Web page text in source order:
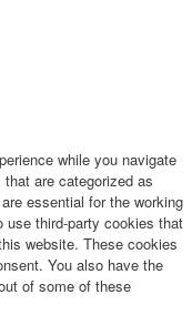
while you navigate
are categorized as
essential for the working
third-party cookies that
website. These cookies
You also have the
of some of these